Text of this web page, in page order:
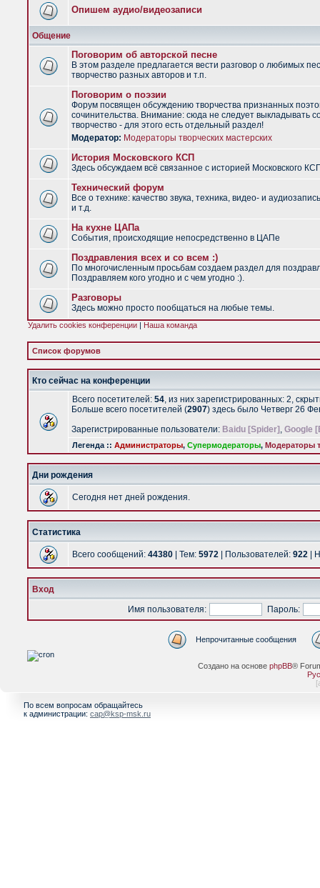
Опишем аудио/видеозаписи
Общение
Поговорим об авторской песне
В этом разделе предлагается вести разговор о любимых
творчество разных авторов и т.п.
Поговорим о поэзии
Форум посвящен обсуждению творчества признанных
сочинительства. Внимание: сюда не следует выкладывать
творчество - для этого есть отдельный раздел!
Модератор: Модераторы творческих мастерских
История Московского КСП
Здесь обсуждаем всё связанное с историей Московского
Технический форум
Все о технике: качество звука, техника, видео- и
и т.д.
На кухне ЦАПа
События, происходящие непосредственно в ЦАПе
Поздравления всех и со всем :)
По многочисленным просьбам создаем раздел для
Поздравляем кого угодно и с чем угодно :).
Разговоры
Здесь можно просто пообщаться на любые темы.
Удалить cookies конференции | Наша команда
Список форумов
Кто сейчас на конференции
Всего посетителей: 54, из них зарегистрированных: 2,
Больше всего посетителей (2907) здесь было Четверг 26
Зарегистрированные пользователи: Baidu [Spider] , Google
Легенда :: Администраторы, Супермодераторы, Модераторы
Дни рождения
Сегодня нет дней рождения.
Статистика
Всего сообщений: 44380 | Тем: 5972 | Пользователей: 922 |
Вход
Имя пользователя:
Пароль:
Непрочитанные сообщения
Создано на основе phpBB®
[
По всем вопросам обращайтесь
к администрации: cap@ksp-msk.ru